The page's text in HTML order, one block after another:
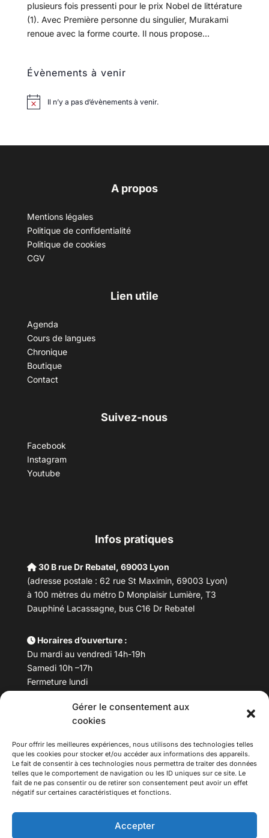
Gérer le consentement aux
cookies
Pour offrir les meilleures expériences, nous utilisons des technologies telles
que les cookies pour stocker et/ou accéder aux informations des appareils.
Le fait de consentir à ces technologies nous permettra de traiter des données
telles que le comportement de navigation ou les ID uniques sur ce site. Le
fait de ne pas consentir ou de retirer son consentement peut avoir un effet
négatif sur certaines caractéristiques et fonctions.
Accepter
plusieurs fois pressenti pour le prix Nobel de littérature
(1). Avec Première personne du singulier, Murakami
renoue avec la forme courte. Il nous propose...
Évènements à venir
Il n’y a pas d’évènements à venir.
A propos
Mentions légales
Politique de confidentialité
Politique de cookies
CGV
Lien utile
Agenda
Cours de langues
Chronique
Boutique
Contact
Suivez-nous
Facebook
Instagram
Youtube
Infos pratiques
30 B rue Dr Rebatel, 69003 Lyon
(adresse postale : 62 rue St Maximin, 69003 Lyon)
à 100 mètres du métro D Monplaisir Lumière, T3
Dauphiné Lacassagne, bus C16 Dr Rebatel
Horaires d’ouverture :
Du mardi au vendredi 14h-19h
Samedi 10h –17h
Fermeture lundi
Téléphone : 04 78 53 06 40
maisondesculturesasiatiques@asiexpo.com